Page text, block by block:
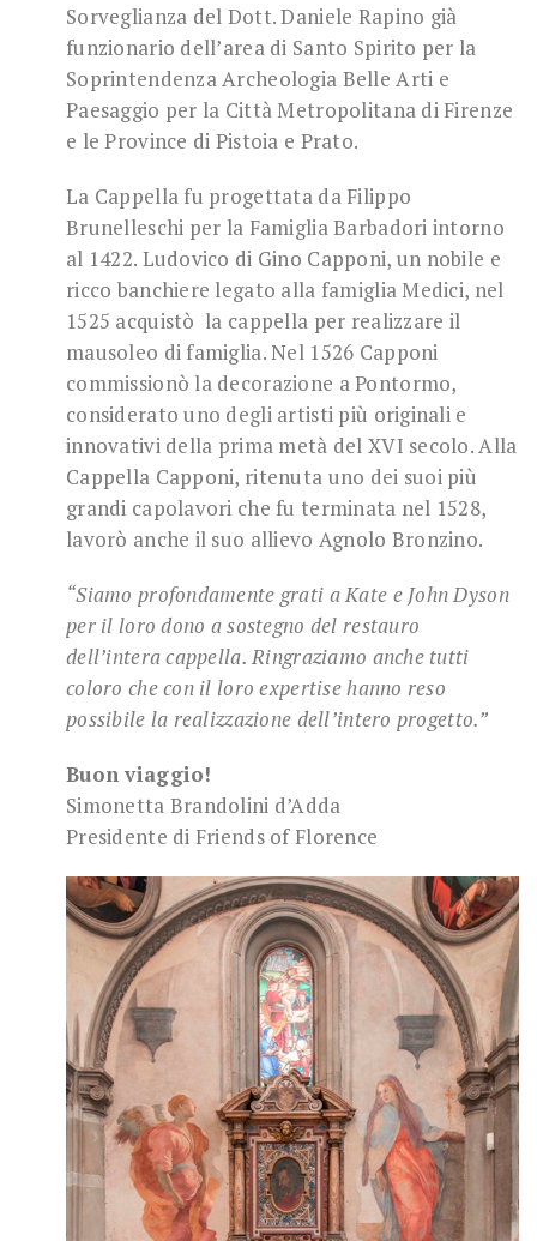
Sorveglianza del Dott. Daniele Rapino già
funzionario dell’area di Santo Spirito per la
Soprintendenza Archeologia Belle Arti e
Paesaggio per la Città Metropolitana di Firenze
e le Province di Pistoia e Prato.
La Cappella fu progettata da Filippo
Brunelleschi per la Famiglia Barbadori intorno
al 1422. Ludovico di Gino Capponi, un nobile e
ricco banchiere legato alla famiglia Medici, nel
1525 acquistò la cappella per realizzare il
mausoleo di famiglia. Nel 1526 Capponi
commissionò la decorazione a Pontormo,
considerato uno degli artisti più originali e
innovativi della prima metà del XVI secolo. Alla
Cappella Capponi, ritenuta uno dei suoi più
grandi capolavori che fu terminata nel 1528,
lavorò anche il suo allievo Agnolo Bronzino.
“Siamo profondamente grati a Kate e John Dyson
per il loro dono a sostegno del restauro
dell’intera cappella. Ringraziamo anche tutti
coloro che con il loro expertise hanno reso
possibile la realizzazione dell’intero progetto.”
Buon viaggio!
Simonetta Brandolini d’Adda
Presidente di Friends of Florence